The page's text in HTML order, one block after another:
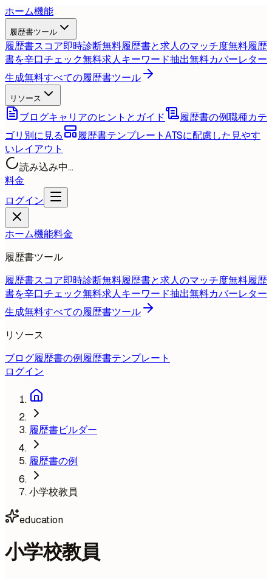
ホーム機能
履歴書ツール
履歴書スコア即時診断無料履歴書と求人のマッチ度無料履歴
書を辛口チェック無料求人キーワード抽出無料カバーレター
生成無料すべての履歴書ツール
リソース
ブログキャリアのヒントとガイド 履歴書の例職種カテ
ゴリ別に見る
履歴書テンプレートATSに配慮した見やす
いレイアウト
読み込み中...
料金
ログイン
ホーム機能料金
履歴書ツール
履歴書スコア即時診断無料履歴書と求人のマッチ度無料履歴
書を辛口チェック無料求人キーワード抽出無料カバーレター
生成無料すべての履歴書ツール
リソース
ブログ履歴書の例履歴書テンプレート
ログイン
履歴書ビルダー
履歴書の例
小学校教員
education
小学校教員